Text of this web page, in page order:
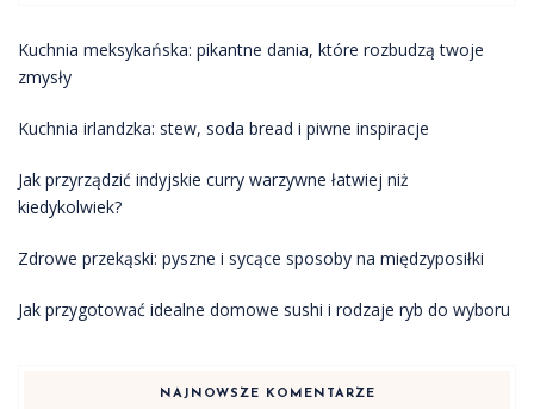
Kuchnia meksykańska: pikantne dania, które rozbudzą twoje
zmysły
Kuchnia irlandzka: stew, soda bread i piwne inspiracje
Jak przyrządzić indyjskie curry warzywne łatwiej niż
kiedykolwiek?
Zdrowe przekąski: pyszne i sycące sposoby na międzyposiłki
Jak przygotować idealne domowe sushi i rodzaje ryb do wyboru
NAJNOWSZE KOMENTARZE